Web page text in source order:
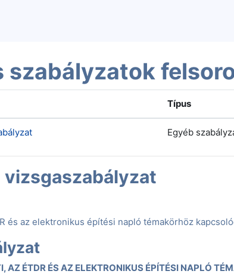
szabályzatok
Típus
Egyéb
és az elektronikus építési napló témakörhöz
AZ ÉTDR ÉS AZ ELEKTRONIKUS ÉPÍTÉSI NAPLÓ